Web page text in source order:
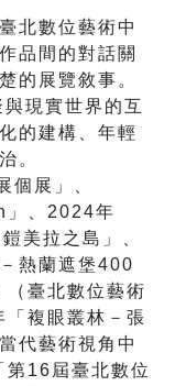
北數位藝術中
品間的對話關
的展覽敘事。
現實世界的互
的建構、年輕
。
個展」、
、2024年
美拉之島」、
－ 熱蘭遮堡400
（臺北數位藝術
複眼叢林－張
代藝術視角中
16屆臺北數位